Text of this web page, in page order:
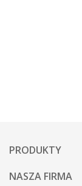
PRODUKTY
NASZA FIRMA